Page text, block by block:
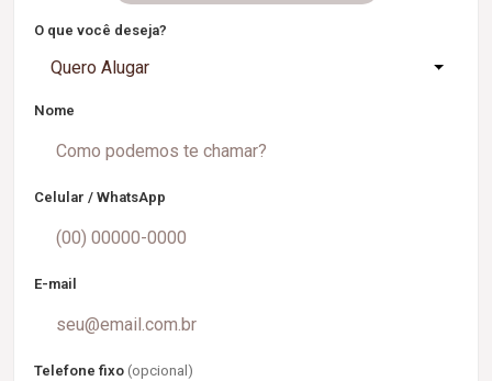
O que você deseja?
Quero Alugar
Nome
Celular / WhatsApp
E-mail
Telefone fixo (opcional)